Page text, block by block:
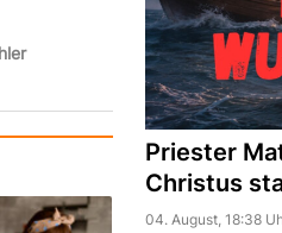
Priester
Christus
04. August, 18:38